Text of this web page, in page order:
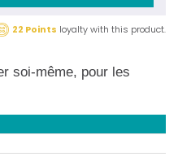
22 Points loyalty with this product.
soi-même, pour les